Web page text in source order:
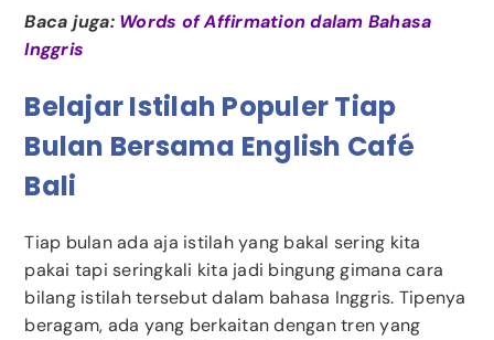
Baca juga: Words of Affirmation dalam Bahasa
Inggris
Belajar Istilah Populer Tiap
Bulan Bersama English Café
Bali
Tiap bulan ada aja istilah yang bakal sering kita
pakai tapi seringkali kita jadi bingung gimana cara
bilang istilah tersebut dalam bahasa Inggris. Tipenya
beragam, ada yang berkaitan dengan tren yang